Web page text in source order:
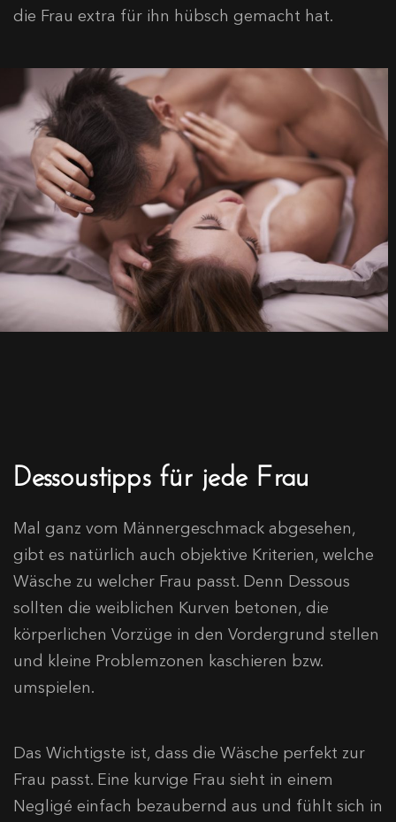
die Frau extra für ihn hübsch gemacht hat.
Dessoustipps für jede Frau
Mal ganz vom Männergeschmack abgesehen,
gibt es natürlich auch objektive Kriterien, welche
Wäsche zu welcher Frau passt. Denn Dessous
sollten die weiblichen Kurven betonen, die
körperlichen Vorzüge in den Vordergrund stellen
und kleine Problemzonen kaschieren bzw.
umspielen.
Das Wichtigste ist, dass die Wäsche perfekt zur
Frau passt. Eine kurvige Frau sieht in einem
Negligé einfach bezaubernd aus und fühlt sich in